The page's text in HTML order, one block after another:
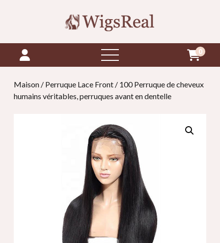
ouvrir
le
0
Maison / Perruque Lace Front / 100 Perruque de cheveux
humains véritables, perruques avant en dentelle